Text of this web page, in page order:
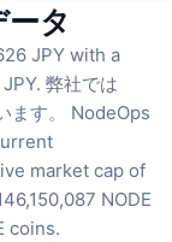
タ
JPY with a
弊社では
す。
NodeOps
market cap of
NODE
coins.